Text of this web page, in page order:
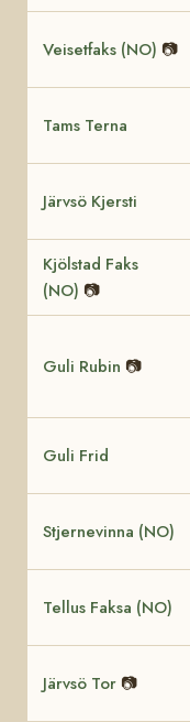
Veisetfaks (NO) 📷
Tams Terna
Järvsö Kjersti
Kjölstad Faks
(NO) 📷
Guli Rubin 📷
Guli Frid
Stjernevinna (NO)
Tellus Faksa (NO)
Järvsö Tor 📷